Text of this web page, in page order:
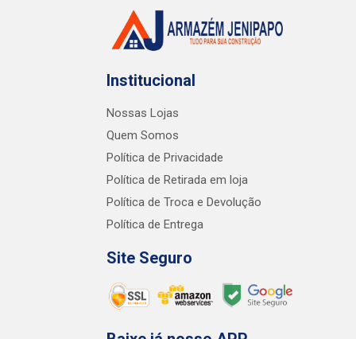
Institucional
Nossas Lojas
Quem Somos
Política de Privacidade
Política de Retirada em loja
Política de Troca e Devolução
Política de Entrega
Site Seguro